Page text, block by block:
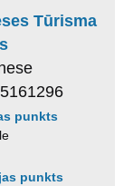
Tūrisma
punkts
punkts